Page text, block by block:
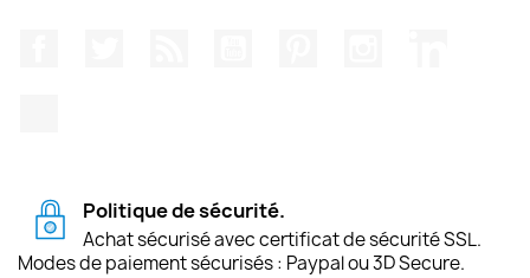
Politique de sécurité.
Achat sécurisé avec certificat de sécurité SSL.
Modes de paiement sécurisés : Paypal ou 3D Secure.